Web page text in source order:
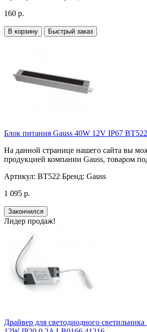
160 р.
В корзину Быстрый заказ
Блок питания Gauss 40W 12V IP67 BT522
На данной странице нашего сайта вы
продукцией компании Gauss, товаром
Артикул: BT522 Бренд: Gauss
1 095 р.
Закончился
Лидер продаж!
Драйвер для светодиодного